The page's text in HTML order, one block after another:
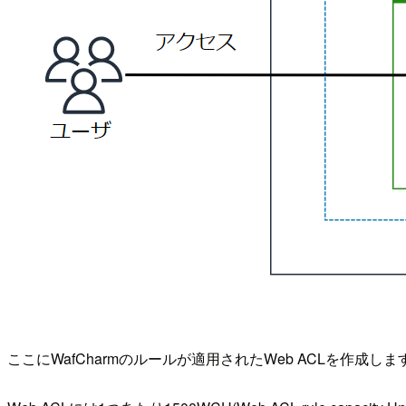
ここにWafCharmのルールが適用されたWeb ACLを作成しま